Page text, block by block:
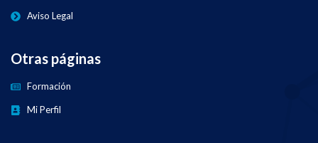
Aviso Legal
Otras páginas
Formación
Mi Perfil